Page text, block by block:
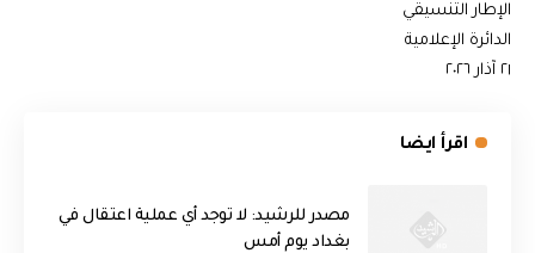
الإطار التنسيقي
الدائرة الإعلامية
٢١ آذار ٢٠٢٦
اقرأ ايضا
مصدر للرشيد: لا توجد أي عملية اعتقال في
بغداد يوم أمس